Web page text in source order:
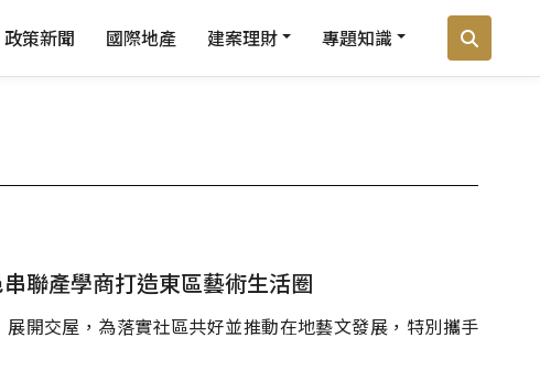
政策新聞 國際地產 建案理財 專題知識
聯產學商打造東區藝術生活圈
開交屋，為落實社區共好並推動在地藝文發展，特別攜手